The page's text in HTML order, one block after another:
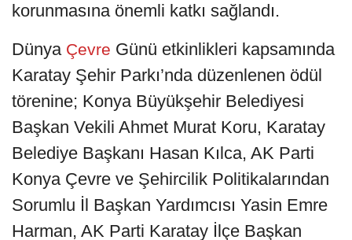
korunmasına önemli katkı sağlandı.
Dünya Çevre Günü etkinlikleri kapsamında
Karatay Şehir Parkı’nda düzenlenen ödül
törenine; Konya Büyükşehir Belediyesi
Başkan Vekili Ahmet Murat Koru, Karatay
Belediye Başkanı Hasan Kılca, AK Parti
Konya Çevre ve Şehircilik Politikalarından
Sorumlu İl Başkan Yardımcısı Yasin Emre
Harman, AK Parti Karatay İlçe Başkan